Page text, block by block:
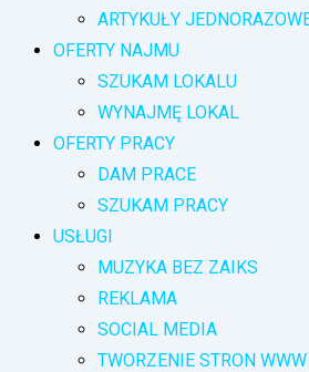
ARTYKUŁY
OFERTY NAJMU
SZUKAM LOKALU
WYNAJMĘ LOKAL
OFERTY PRACY
DAM PRACE
SZUKAM PRACY
USŁUGI
MUZYKA BEZ ZAIKS
REKLAMA
SOCIAL MEDIA
TWORZENIE STRON WWW